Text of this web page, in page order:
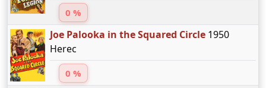
0 %
Joe Palooka in the Squared Circle1950
Herec
0 %